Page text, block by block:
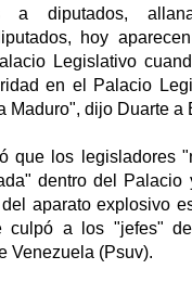
a diputados,
hoy
Legislativo
en el Palacio
Maduro", dijo Duarte a
que los legisladores
dentro del
aparato explosivo
culpó a los "jefes"
Venezuela (Psuv).